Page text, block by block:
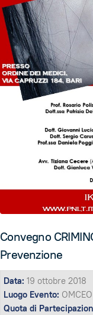
Convegno
Prevenzione
Data: 19 ottobre 2018
Luogo Evento:
Quota di